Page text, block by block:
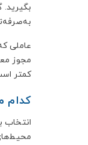
عاملی
مجوز
کمتر
کدام